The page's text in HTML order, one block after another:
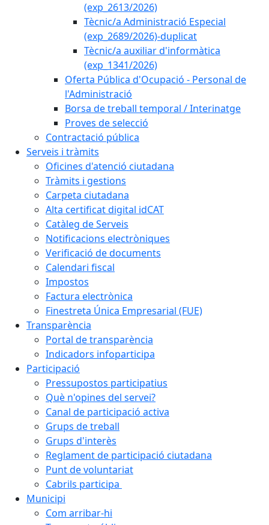
(exp_2613/2026)
Tècnic/a Administració Especial
(exp_2689/2026)-duplicat
Tècnic/a auxiliar d'informàtica
(exp_1341/2026)
Oferta Pública d'Ocupació - Personal de
l'Administració
Borsa de treball temporal / Interinatge
Proves de selecció
Contractació pública
Serveis i tràmits
Oficines d'atenció ciutadana
Tràmits i gestions
Carpeta ciutadana
Alta certificat digital idCAT
Catàleg de Serveis
Notificacions electròniques
Verificació de documents
Calendari fiscal
Impostos
Factura electrònica
Finestreta Única Empresarial (FUE)
Transparència
Portal de transparència
Indicadors infoparticipa
Participació
Pressupostos participatius
Què n'opines del servei?
Canal de participació activa
Grups de treball
Grups d'interès
Reglament de participació ciutadana
Punt de voluntariat
Cabrils participa
Municipi
Com arribar-hi